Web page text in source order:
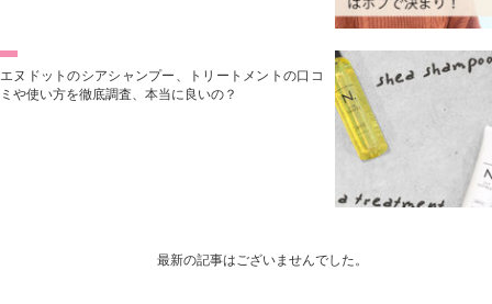
エヌドットのシアシャンプー、トリートメントの口コ
ミや使い方を徹底調査、本当に良いの？
最新の記事はございませんでした。